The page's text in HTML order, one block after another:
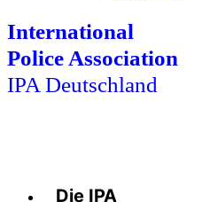
International
Police Association
IPA Deutschland
Die IPA